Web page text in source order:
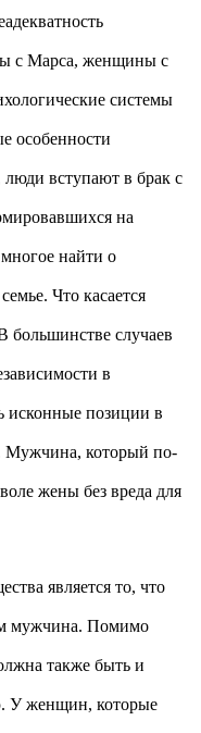
с Марса, женщины с
системы
особенности
вступают в брак с
на
найти о
Что касается
случаев
в
исконные позиции в
Мужчина, который по-
жены без вреда для
является то, что
мужчина. Помимо
также быть и
У женщин, которые